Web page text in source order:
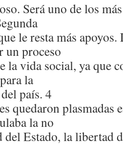
Será uno de los
le resta más
proceso
la vida social, ya que
la
país. 4
quedaron plasmadas
la no
del Estado, la libertad